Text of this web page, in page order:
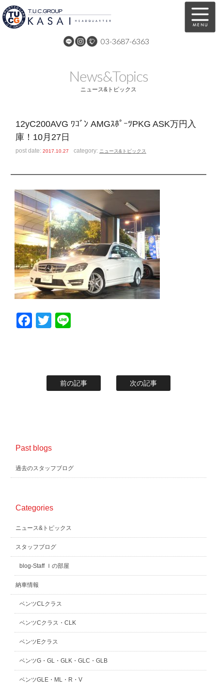
03-3687-6363
全国納車 特別作業
注文販売
スタッフ紹介
お問い合わせ 会社概要
スタッフblog 納車blog
ホーム T.U.C.GROUP
News&Topics
ニュース&トピックス
12yC200AVG ﾜｺﾞﾝ AMGｽﾎﾟｰﾂPKG ASK万円入
庫！10月27日
post date:2017.10.27 category: ニュース&トピックス
Facebook
Twitter
前の記事 次の記事
Past blogs
過去のスタッフブログ
Categories
ニュース&トピックス
スタッフブログ
blog-Staff Ｉの部屋
納車情報
ベンツCLクラス
ベンツCクラス・CLK
ベンツEクラス
ベンツG・GL・GLK・GLC・GLB
ベンツGLE・ML・R・V